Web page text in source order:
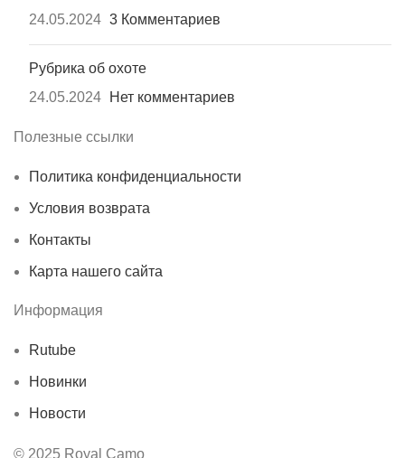
24.05.2024 3 Комментариев
Рубрика об охоте
24.05.2024
Нет комментариев
Полезные ссылки
Политика конфиденциальности
Условия возврата
Контакты
Карта нашего сайта
Информация
Rutube
Новинки
Новости
© 2025 Royal Camo